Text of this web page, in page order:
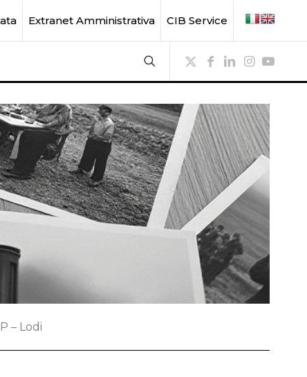
Extranet Amministrativa CIB Service
– Lodi